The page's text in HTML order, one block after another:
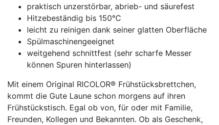
praktisch unzerstörbar, abrieb- und säurefest
Hitzebeständig bis 150°C
leicht zu reinigen dank seiner glatten Oberfläche
Spülmaschinengeeignet
weitgehend schnittfest (sehr scharfe Messer
können Spuren hinterlassen)
Mit einem Original RICOLOR® Frühstücksbrettchen,
kommt die Gute Laune schon morgens auf ihren
Frühstückstisch. Egal ob von, für oder mit Familie,
Freunden, Kollegen und Bekannten. Ob als Geschenk,